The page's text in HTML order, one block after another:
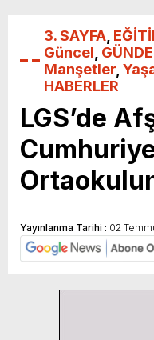
3. SAYFA
Güncel
Manşetler
HABERLER
LGS’de
Yayınlanma Tarihi : 02